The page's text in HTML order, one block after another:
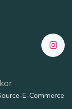
E-Commerce